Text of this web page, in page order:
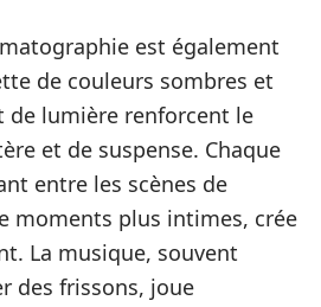
est également
de couleurs sombres et
de lumière renforcent le
et de suspense. Chaque
entre les scènes de
moments plus intimes, crée
La musique, souvent
des frissons, joue